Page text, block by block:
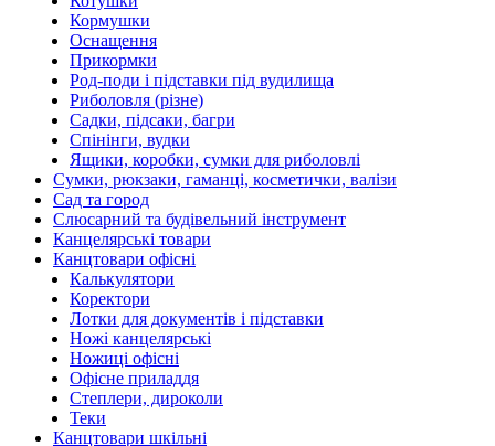
Кормушки
Оснащення
Прикормки
Род-поди і підставки під вудилища
Риболовля (різне)
Садки, підсаки, багри
Спінінги, вудки
Ящики, коробки, сумки для риболовлі
Сумки, рюкзаки, гаманці, косметички, валізи
Сад та город
Слюсарний та будівельний інструмент
Канцелярські товари
Канцтовари офісні
Калькулятори
Коректори
Лотки для документів і підставки
Ножі канцелярські
Ножиці офісні
Офісне приладдя
Степлери, дироколи
Теки
Канцтовари шкільні